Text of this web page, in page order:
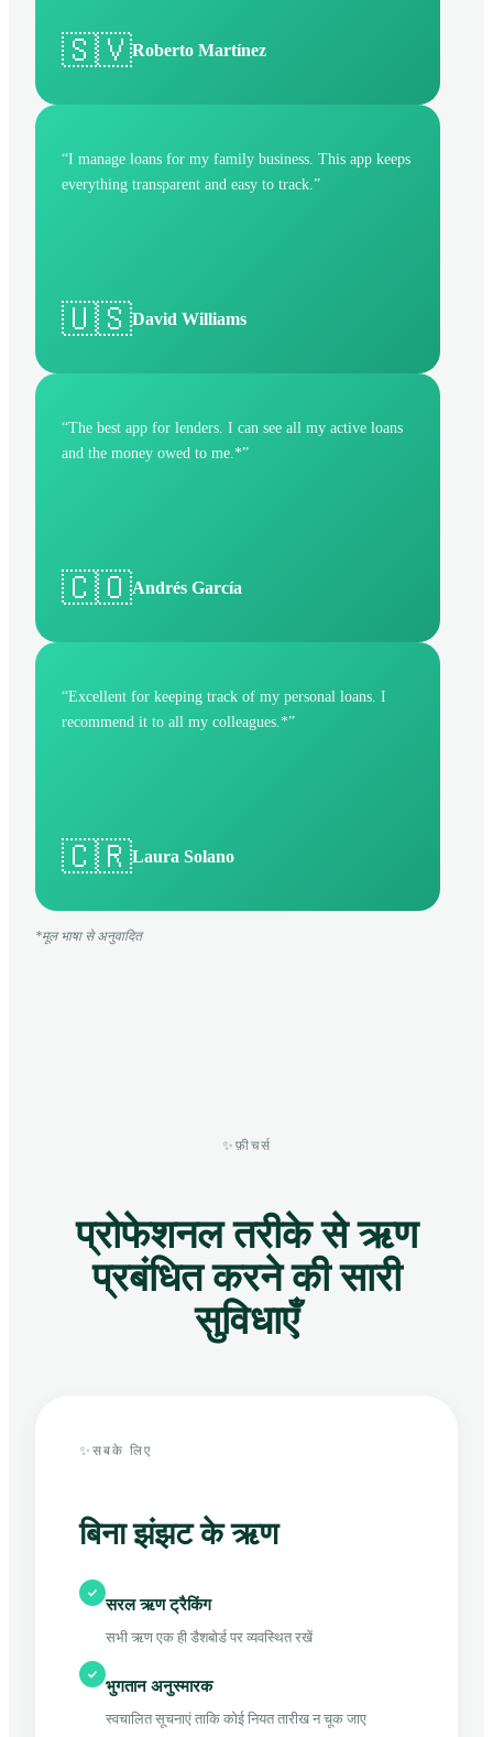
🇸🇻Roberto Martínez
“I manage loans for my family business. This app keeps
everything transparent and easy to track.”
🇺🇸David Williams
“The best app for lenders. I can see all my active loans
and the money owed to me.*”
🇨🇴Andrés García
“Excellent for keeping track of my personal loans. I
recommend it to all my colleagues.*”
🇨🇷Laura Solano
*मूल भाषा से अनुवादित
✨ फ़ीचर्स
प्रोफेशनल तरीके से ऋण
प्रबंधित करने की सारी
सुविधाएँ
✨ सबके लिए
बिना झंझट के ऋण
सरल ऋण ट्रैकिंग
सभी ऋण एक ही डैशबोर्ड पर व्यवस्थित रखें
भुगतान अनुस्मारक
स्वचालित सूचनाएं ताकि कोई नियत तारीख न चूक जाए